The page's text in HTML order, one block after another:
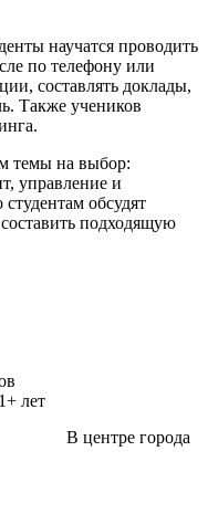
научатся проводить
по телефону или
составлять доклады,
Также учеников
темы на выбор:
управление и
обсудят
подходящую
лет
В центре города